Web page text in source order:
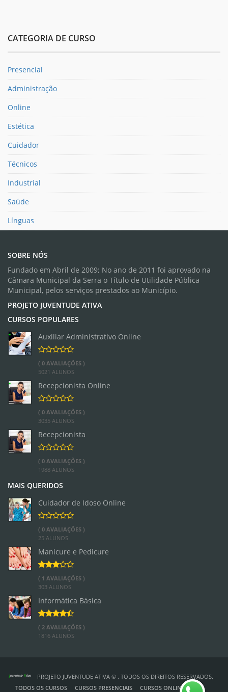
CATEGORIA DE CURSO
Presencial
Administração
Online
Estética
Cuidador
Técnicos
Industrial
Saúde
Línguas
SOBRE NÓS
Fundado em Abril de 2009; No ano de 2011 foi aprovado na
Câmara Municipal da Serra o Título de Utilidade Pública
Municipal, pelos serviços prestados ao Município.
PROJETO JUVENTUDE ATIVA
CURSOS POPULARES
Auxiliar Administrativo Online
( 0 AVALIAÇÕES )
5021 ALUNOS
Recepcionista Online
( 0 AVALIAÇÕES )
3035 ALUNOS
Recepcionista
( 0 AVALIAÇÕES )
1988 ALUNOS
MAIS QUERIDOS
Cuidador de Idoso Online
( 0 AVALIAÇÕES )
25 ALUNOS
Manicure e Pedicure
( 1 AVALIAÇÕES )
303 ALUNOS
Informática Básica
( 2 AVALIAÇÕES )
1816 ALUNOS
PROJETO JUVENTUDE ATIVA © . TODOS OS DIREITOS RESERVADOS.
TODOS OS CURSOS
CURSOS PRESENCIAIS
CURSOS ONLINE